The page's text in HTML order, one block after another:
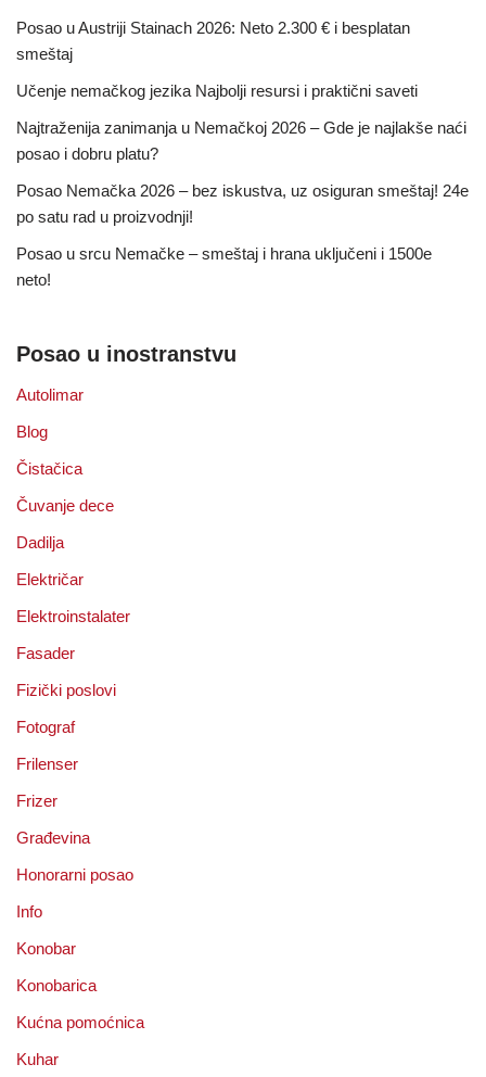
Posao u Austriji Stainach 2026: Neto 2.300 € i besplatan
smeštaj
Učenje nemačkog jezika Najbolji resursi i praktični saveti
Najtraženija zanimanja u Nemačkoj 2026 – Gde je najlakše naći
posao i dobru platu?
Posao Nemačka 2026 – bez iskustva, uz osiguran smeštaj! 24e
po satu rad u proizvodnji!
Posao u srcu Nemačke – smeštaj i hrana uključeni i 1500e
neto!
Posao u inostranstvu
Autolimar
Blog
Čistačica
Čuvanje dece
Dadilja
Električar
Elektroinstalater
Fasader
Fizički poslovi
Fotograf
Frilenser
Frizer
Građevina
Honorarni posao
Info
Konobar
Konobarica
Kućna pomoćnica
Kuhar